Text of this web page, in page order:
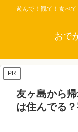
遊んで！観て！食べ
おで
PR
友ヶ島から
は住んでる